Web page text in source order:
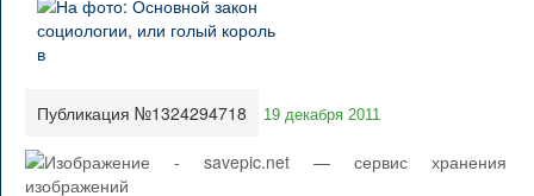
Публикация №1324294718 19 декабря 2011